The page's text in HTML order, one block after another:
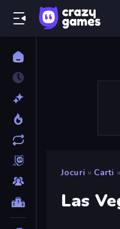
Jocuri » Carti »
Las